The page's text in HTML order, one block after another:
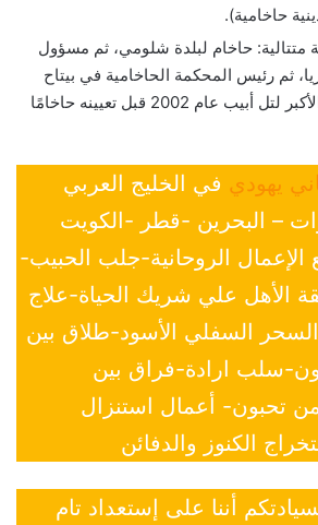
حاخامية).
متتالية: حاخام لبلدة شلومي، ثم مسؤول
ثم رئيس المحكمة الحاخامية في بيتاح
تكفا، ثم الحاخام الأكبر لتل أبيب عام 2002 قبل تعيينه حاخامًا
يهودي في الخليج العربي
– البحرين -قطر -الكويت
الروحانية-جلب الحبيب-
الأهل علي شريك الحياة-علاج
السفلي الأسود-طلاق بين
سلب ارادة-فراق بين
تحبون- أعمال استنزال
الكنوز والدفائن
أننا على إستعداد تام